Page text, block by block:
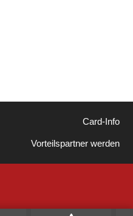
Card-Info
Vorteilspartner werden